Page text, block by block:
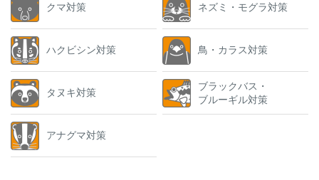
クマ対策
ハクビシン対策
タヌキ対策
アナグマ対策
ネズミ・モグラ対策
鳥・カラス対策
ブラックバス・
ブルーギル対策